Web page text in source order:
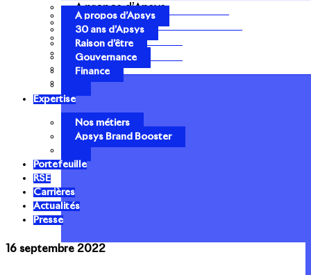
A propos d’Apsys
30 ans d’Apsys
Raison d’être
Gouvernance
Finance
A propos d’Apsys
30 ans d’Apsys
Raison d’être
Gouvernance
Finance
Expertise
Nos métiers
Apsys Brand Booster
Portefeuille
RSE
Carrières
Actualités
Presse
16 septembre 2022